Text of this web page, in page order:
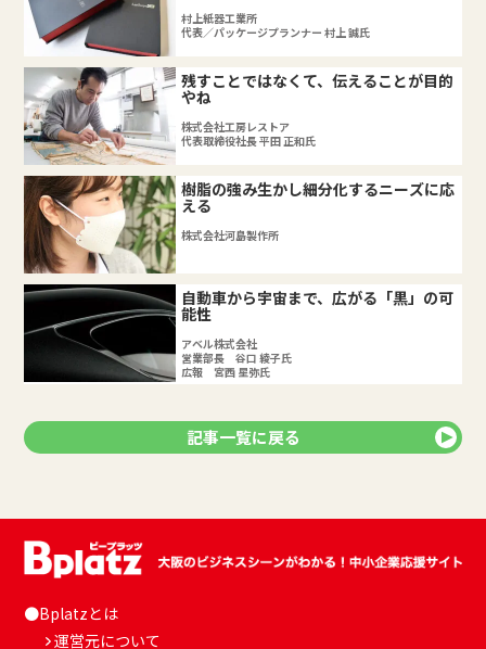
村上紙器工業所
代表／パッケージプランナー 村上 誠氏
残すことではなくて、伝えることが目的
やね
株式会社工房レストア
代表取締役社長 平田 正和氏
樹脂の強み生かし細分化するニーズに応
える
株式会社河島製作所
自動車から宇宙まで、広がる「黒」の可
能性
アベル株式会社
営業部長 谷口 綾子氏
広報 宮西 星弥氏
記事一覧に戻る
●Bplatzとは
運営元について